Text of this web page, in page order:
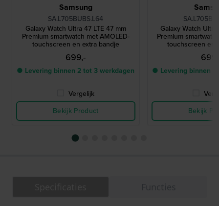
Samsung
SA.L705BUBS.L64
Galaxy Watch Ultra 47 LTE 47 mm
Premium smartwatch met AMOLED-
touchscreen en extra bandje
699,-
● Levering binnen 2 tot 3 werkdagen
Vergelijk
Bekijk Product
Galaxy Watch
Premium
touchscreen en
● Levering binnen
Bekijk